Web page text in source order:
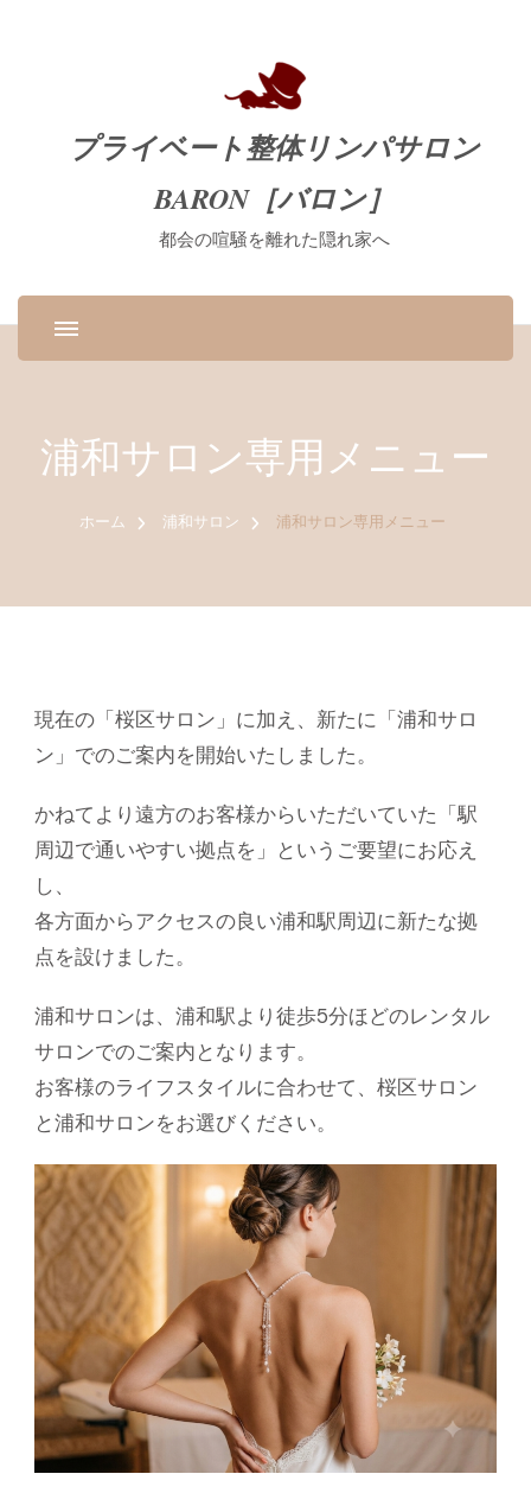
プライベート整体リンパサロン
BARON［バロン］
都会の喧騒を離れた隠れ家へ
浦和サロン専用メニュー
ホーム 浦和サロン 浦和サロン専用メニュー
現在の「桜区サロン」に加え、新たに「浦和サロ
ン」でのご案内を開始いたしました。
かねてより遠方のお客様からいただいていた「駅
周辺で通いやすい拠点を」というご要望にお応え
し、
各方面からアクセスの良い浦和駅周辺に新たな拠
点を設けました。
浦和サロンは、浦和駅より徒歩5分ほどのレンタル
サロンでのご案内となります。
お客様のライフスタイルに合わせて、桜区サロン
と浦和サロンをお選びください。